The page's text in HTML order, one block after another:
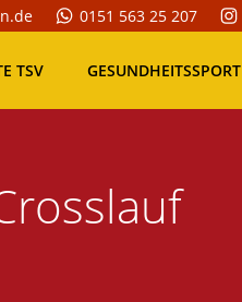
0151 563 25 207
TSV GESUNDHEITSSPORT